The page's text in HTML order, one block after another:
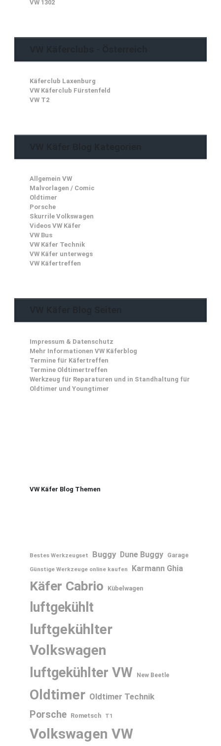
VW 1302
Käferclub Laxenburg
VW Käferclub Fürstenfeld
VW T2
Allgemein VW
Malvorlagen / Comic
Oldtimer
Porsche
Skurrile Volkswagen
Videos VW Käfer
VW Bus
VW Käfer Technik
VW Käfer unterwegs
VW Käfertreffen
Impressum & Datenschutz
Mehr Informationen VW Käferblog
Termine für Käfertreffen
Termine Oldtimertreffen
Werkzeug für Reparaturen und in Standhaltung für
Oldtimer und Youngtimer
VW Käfer Blog Themen
Bestes Werkzeugset Buggy Dune Buggy
Garage
Günstige Werkzeuge online kaufen
Karmann Ghia
Käfer Cabrio Kübelwagen
luftgekühlt
luftgekühlter
Volkswagen
luftgekühlter VW New Beetle
Oldtimer Oldtimer Technik
Porsche Rometsch T1
Volkswagen VW